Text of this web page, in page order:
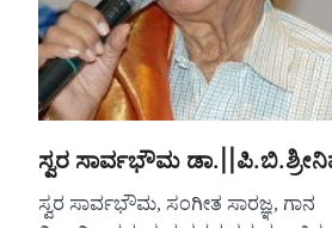
ಸ್ವರ ಸಾರ್ವಭೌಮ
ಸ್ವರ ಸಾರ್ವಭೌಮ, ಸಂಗೀತ ಸಾರಜ್ಞ, ಗಾನ